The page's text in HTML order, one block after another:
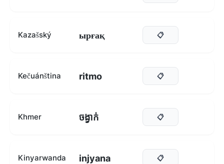
Kazašský ырғақ 📋
Kečuánština ritmo 📋
Khmer ចង្វាក់ 📋
Kinyarwanda injyana 📋